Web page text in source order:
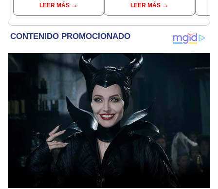
conoce las fechas de
depósito
LEER MÁS
EjecutivoLEER MÁS